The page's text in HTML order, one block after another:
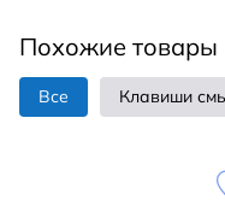
Похожие товары
Все Клавиши